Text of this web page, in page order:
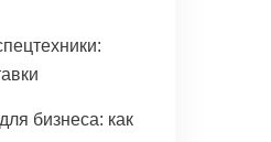
бизнеса: как